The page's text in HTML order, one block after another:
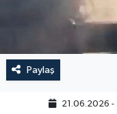
Paylaş
21.06.2026 -